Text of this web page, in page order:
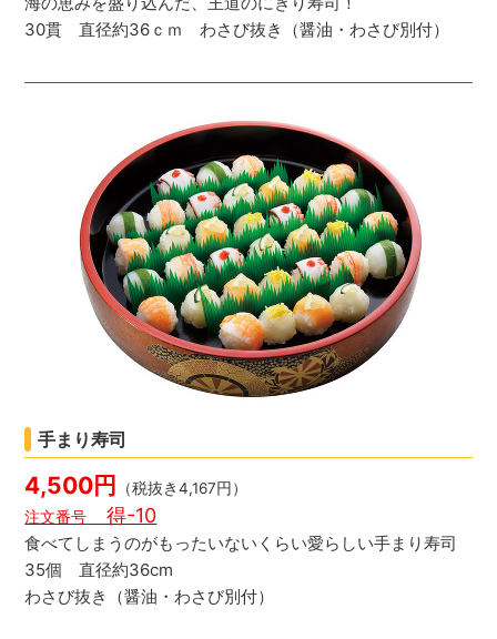
30貫 直径約36ｃｍ わさび抜き（醤油・わさび別付）
手まり寿司
4,500円
（税抜き4,167円）
注文番号
得-10
食べてしまうのがもったいないくらい愛らしい手まり寿司
35個 直径約36cm
わさび抜き（醤油・わさび別付）